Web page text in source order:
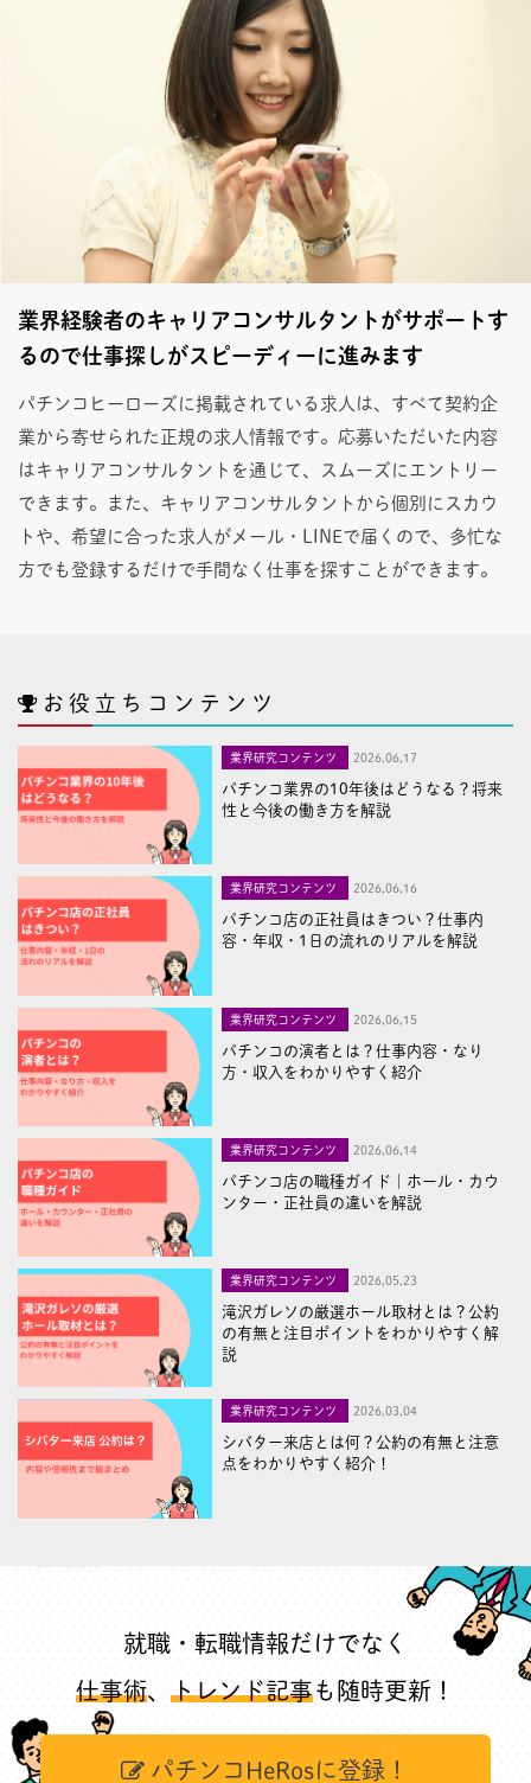
業界経験者のキャリアコンサルタントがサポートす
るので仕事探しがスピーディーに進みます
パチンコヒーローズに掲載されている求人は、すべて契約企
業から寄せられた正規の求人情報です。応募いただいた内容
はキャリアコンサルタントを通じて、スムーズにエントリー
できます。また、キャリアコンサルタントから個別にスカウ
トや、希望に合った求人がメール・LINEで届くので、多忙な
方でも登録するだけで手間なく仕事を探すことができます。
お役立ちコンテンツ
業界研究コンテンツ 2026,06,17
パチンコ業界の10年後はどうなる？将来
性と今後の働き方を解説
業界研究コンテンツ 2026,06,16
パチンコ店の正社員はきつい？仕事内
容・年収・1日の流れのリアルを解説
業界研究コンテンツ 2026,06,15
パチンコの演者とは？仕事内容・なり
方・収入をわかりやすく紹介
業界研究コンテンツ 2026,06,14
パチンコ店の職種ガイド｜ホール・カウ
ンター・正社員の違いを解説
業界研究コンテンツ 2026,05,23
滝沢ガレソの厳選ホール取材とは？公約
の有無と注目ポイントをわかりやすく解
説
業界研究コンテンツ 2026,03,04
シバター来店とは何？公約の有無と注意
点をわかりやすく紹介！
就職・転職情報だけでなく
仕事術、 トレンド記事も随時更新！
パチンコHeRosに登録！